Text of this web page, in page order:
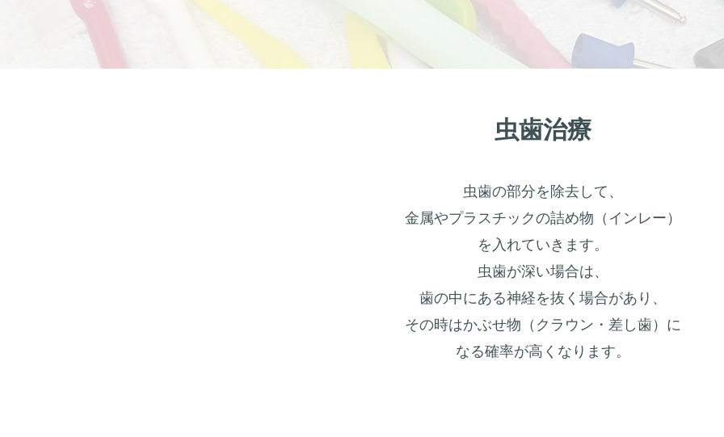
​虫歯治療
虫歯の部分を除去して、
金属やプラスチックの詰め物（インレー）
を入れていきます。
虫歯が深い場合は、
歯の中にある神経を抜く場合があり、
その時はかぶせ物（クラウン・差し歯）に
なる確率が高くなります。